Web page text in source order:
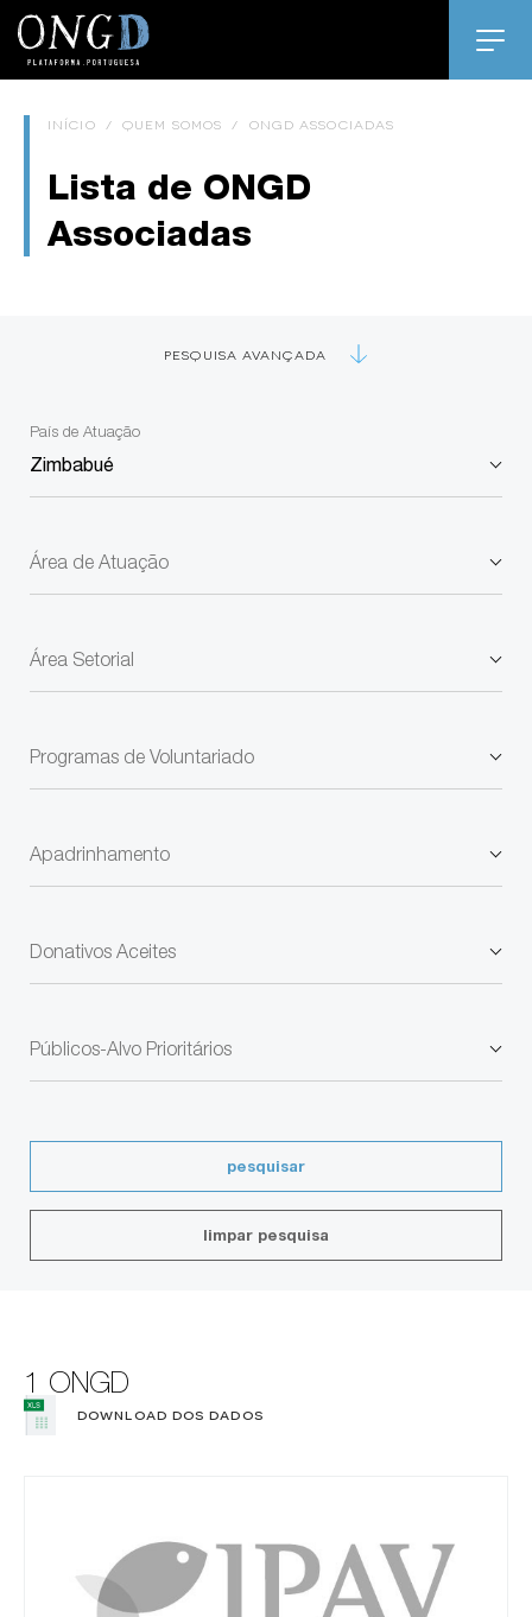
INÍCIO /QUEM SOMOS / ONGD ASSOCIADAS
Lista de ONGD
Associadas
PESQUISA AVANÇADA
País de Atuação
Área de Atuação
Área Setorial
Programas de Voluntariado
Apadrinhamento
Donativos Aceites
Públicos-Alvo Prioritários
pesquisar
limpar pesquisa
1 ONGD
DOWNLOAD DOS DADOS